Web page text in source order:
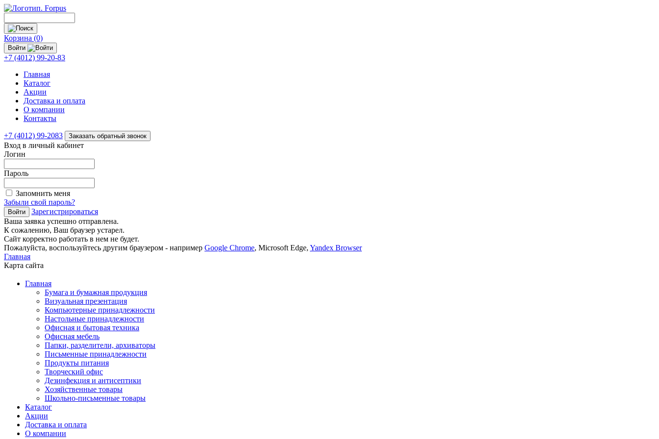
Корзина (0)
Войти
+7 (4012) 99-20-83
Главная
Каталог
Акции
Доставка и оплата
О компании
Контакты
+7 (4012) 99-2083 Заказать обратный звонок
Вход в личный кабинет
Логин
Пароль
Запомнить меня
Забыли свой пароль?
Зарегистрироваться
Ваша заявка успешно отправлена.
К сожалению, Ваш браузер устарел.
Сайт корректно работать в нем не будет.
Пожалуйста, воспользуйтесь другим браузером - например Google Chrome, Microsoft Edge, Yandex Browser
Главная
Карта сайта
Главная
Бумага и бумажная продукция
Визуальная презентация
Компьютерные принадлежности
Настольные принадлежности
Офисная и бытовая техника
Офисная мебель
Папки, разделители, архиваторы
Письменные принадлежности
Продукты питания
Творческий офис
Дезинфекция и антисептики
Хозяйственные товары
Школьно-письменные товары
Каталог
Акции
Доставка и оплата
О компании